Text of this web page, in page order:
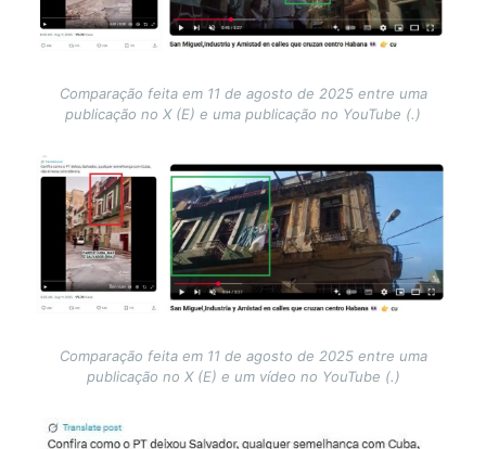
Comparação feita em 11 de agosto de 2025 entre uma
publicação no X (E) e uma publicação no YouTube (.)
Image
Comparação feita em 11 de agosto de 2025 entre uma
publicação no X (E) e um vídeo no YouTube (.)
Image